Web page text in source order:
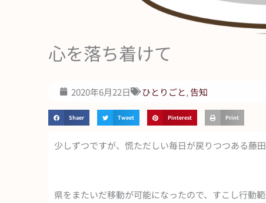
心を落ち着けて
2020年6月22日 ひとりごと, 告知
Shaer Tweet Pinterest Print
少しずつですが、慌ただしい毎日が戻りつつある藤
県をまたいだ移動が可能になったので、すこし行動範